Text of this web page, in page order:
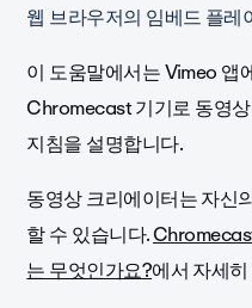
웹 브라우저의 임베드 플
이 도움말에서는 Vimeo
Chromecast 기기로 동영
지침을 설명합니다.
동영상 크리에이터는 자신
할 수 있습니다.
는 무엇인가요?에서 자세